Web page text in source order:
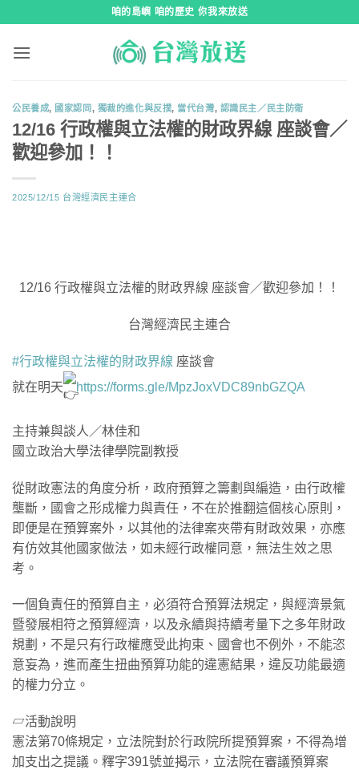
咱的島嶼 咱的歷史 你我來放送
公民養成, 國家認同, 獨裁的進化與反撲, 當代台灣, 認識民主／民主防衛
12/16 行政權與立法權的財政界線 座談會／
歡迎參加！！
2025/12/15 台灣經濟民主連合
12/16 行政權與立法權的財政界線 座談會／歡迎參加！！
台灣經濟民主連合
#行政權與立法權的財政界線 座談會
就在明天
https://forms.gle/MpzJoxVDC89nbGZQA
主持兼與談人／林佳和
國立政治大學法律學院副教授
​從財政憲法的角度分析，政府預算之籌劃與編造，由行政權
壟斷，國會之形成權力與責任，不在於推翻這個核心原則，
即便是在預算案外，以其他的法律案夾帶有財政效果，亦應
有仿效其他國家做法，如未經行政權同意，無法生效之思
考。
​一個負責任的預算自主，必須符合預算法規定，與經濟景氣
暨發展相符之預算經濟，以及永續與持續考量下之多年財政
規劃，不是只有行政權應受此拘束、國會也不例外，不能恣
意妄為，進而產生扭曲預算功能的違憲結果，違反功能最適
的權力分立。
​▱活動說明
憲法第70條規定，立法院對於行政院所提預算案，不得為增
加支出之提議。釋字391號並揭示，立法院在審議預算案